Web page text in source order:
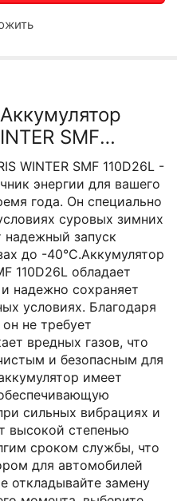
SMF
WINTER SMF 110D26L -
энергии для вашего
года. Он специально
суровых зимних
надежный запуск
до -40°С.Аккумулятор
110D26L обладает
надежно сохраняет
условиях. Благодаря
не требует
вредных газов, что
и безопасным для
имеет
сильных вибрациях и
высокой степенью
сроком службы, что
для автомобилей
откладывайте замену